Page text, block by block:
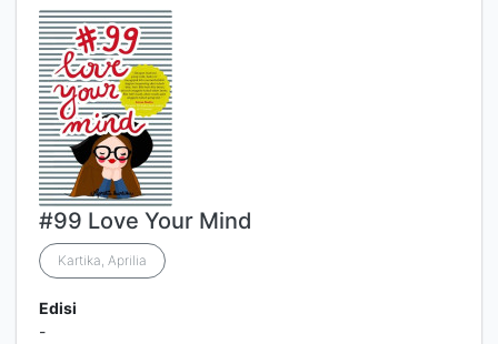
#99 Love Your Mind
Kartika, Aprilia
Edisi
-